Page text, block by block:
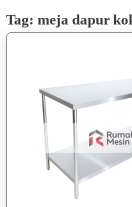
Tag: meja dapur